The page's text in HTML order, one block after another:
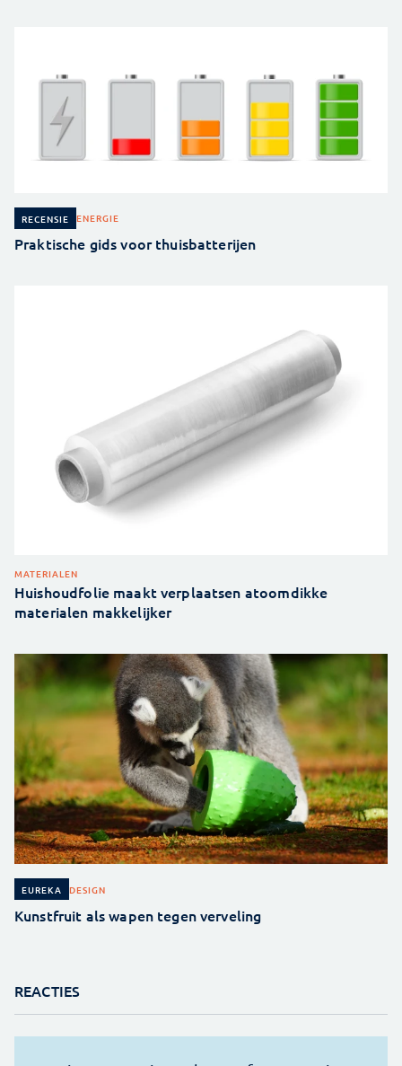
RECENSIE ENERGIE
Praktische gids voor thuisbatterijen
MATERIALEN
Huishoudfolie maakt verplaatsen atoomdikke
materialen makkelijker
EUREKA DESIGN
Kunstfruit als wapen tegen verveling
REACTIES